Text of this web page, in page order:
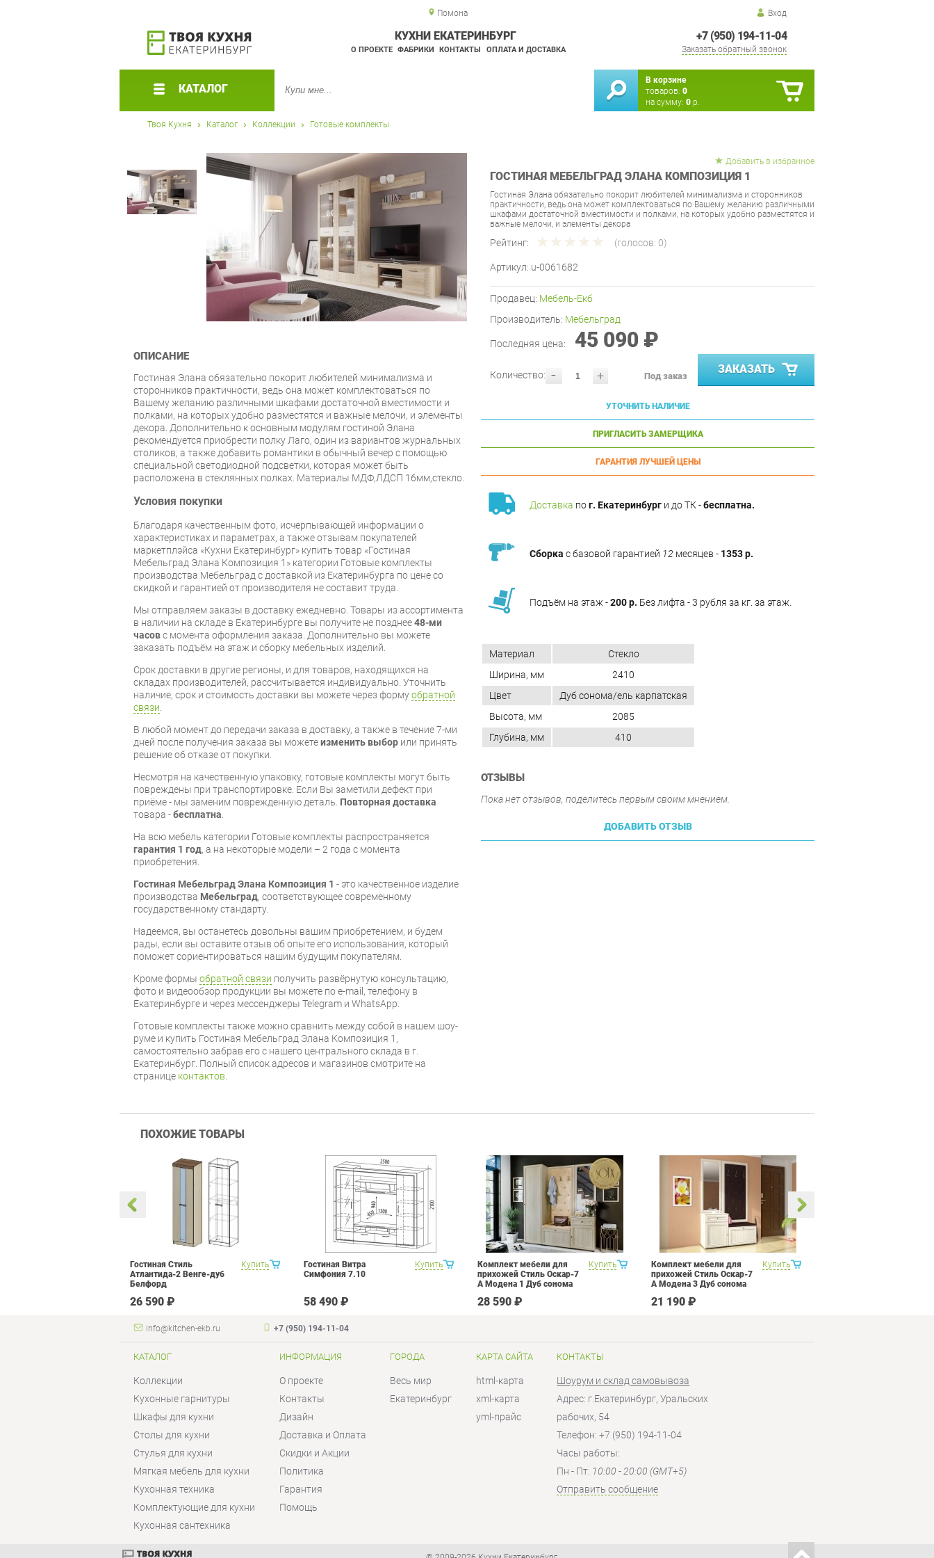
Помона Вход
+7 (950) 194-11-04
Заказать обратный звонок
КУХНИ ЕКАТЕРИНБУРГ
О ПРОЕКТЕ ФАБРИКИ КОНТАКТЫ ОПЛАТА И ДОСТАВКА
КАТАЛОГ
В корзине
товаров: 0
на сумму: 0 р.
Твоя Кухня Каталог Коллекции Готовые комплекты
Добавить в избранное
ГОСТИНАЯ МЕБЕЛЬГРАД ЭЛАНА КОМПОЗИЦИЯ 1
Гостиная Элана обязательно покорит любителей минимализма и сторонников
практичности, ведь она может комплектоваться по Вашему желанию различными
шкафами достаточной вместимости и полками, на которых удобно разместятся и
важные мелочи, и элементы декора
Рейтинг: (голосов: 0)
Артикул: u-0061682
Продавец: Мебель-Екб
Производитель: Мебельград
Последняя цена: 45 090 ₽
- +
Количество: Под заказ
ЗАКАЗАТЬ
УТОЧНИТЬ НАЛИЧИЕ
ПРИГЛАСИТЬ ЗАМЕРЩИКА
ГАРАНТИЯ ЛУЧШЕЙ ЦЕНЫ
Доставка пог. Екатеринбург и до ТК -бесплатна.
Сборка с базовой гарантией 12 месяцев - 1353 р.
Подъём на этаж -200 р. Без лифта - 3 рубля за кг. за этаж.
ОПИСАНИЕ
Гостиная Элана обязательно покорит любителей минимализма и
сторонников практичности, ведь она может комплектоваться по
Вашему желанию различными шкафами достаточной вместимости и
полками, на которых удобно разместятся и важные мелочи, и элементы
декора. Дополнительно к основным модулям гостиной Элана
рекомендуется приобрести полку Лаго, один из вариантов журнальных
столиков, а также добавить романтики в обычный вечер с помощью
специальной светодиодной подсветки, которая может быть
расположена в стеклянных полках. Материалы МДФ,ЛДСП 16мм,стекло.
Условия покупки
Благодаря качественным фото, исчерпывающей информации о
характеристиках и параметрах, а также отзывам покупателей
маркетплэйса «Кухни Екатеринбург» купить товар «Гостиная
Мебельград Элана Композиция 1» категории Готовые комплекты
производства Мебельград с доставкой из Екатеринбурга по цене со
скидкой и гарантией от производителя не составит труда.
Мы отправляем заказы в доставку ежедневно. Товары из ассортимента
в наличии на складе в Екатеринбурге вы получите не позднее48-ми
часовс момента оформления заказа. Дополнительно вы можете
заказать подъём на этаж и сборку мебельных изделий.
Срок доставки в другие регионы, и для товаров, находящихся на
складах производителей, рассчитывается индивидуально. Уточнить
наличие, срок и стоимость доставки вы можете через формуобратной
связи.
В любой момент до передачи заказа в доставку, а также в течение 7-ми
дней после получения заказа вы можетеизменить выбор или принять
решение об отказе от покупки.
Несмотря на качественную упаковку, готовые комплекты могут быть
повреждены при транспортировке. Если Вы заметили дефект при
приёме - мы заменим поврежденную деталь. Повторная доставка
товара -бесплатна.
На всю мебель категории Готовые комплекты распространяется
гарантия 1 год, а на некоторые модели – 2 года с момента
приобретения.
Гостиная Мебельград Элана Композиция 1 - это качественное изделие
производства Мебельград, соответствующее современному
государственному стандарту.
Надеемся, вы останетесь довольны вашим приобретением, и будем
рады, если вы оставите отзыв об опыте его использования, который
поможет сориентироваться нашим будущим покупателям.
Кроме формы обратной связи получить развёрнутую консультацию,
фото и видеообзор продукции вы можете по e-mail, телефону в
Екатеринбурге и через мессенджеры Telegram и WhatsApp.
Готовые комплекты также можно сравнить между собой в нашем шоу-
руме и купить Гостиная Мебельград Элана Композиция 1,
самостоятельно забрав его с нашего центрального склада в г.
Екатеринбург. Полный список адресов и магазинов смотрите на
странице контактов.
Материал
Стекло
Ширина, мм
2410
Цвет
Дуб сонома/ель карпатская
Высота, мм
2085
Глубина, мм
410
ОТЗЫВЫ
Пока нет отзывов, поделитесь первым своим мнением.
ДОБАВИТЬ ОТЗЫВ
ПОХОЖИЕ ТОВАРЫ
Купить
Гостиная Стиль
Атлантида-2 Венге-дуб
Белфорд
26 590 ₽
Купить
Гостиная Витра
Симфония 7.10
58 490 ₽
Купить
Комплект мебели для
прихожей Стиль Оскар-7
А Модена 1 Дуб сонома
28 590 ₽
Купить
Комплект мебели для
прихожей Стиль Оскар-7
А Модена 3 Дуб сонома
21 190 ₽
info@kitchen-ekb.ru +7 (950) 194-11-04
КАТАЛОГ
Коллекции
Кухонные гарнитуры
Шкафы для кухни
Столы для кухни
Стулья для кухни
Мягкая мебель для кухни
Кухонная техника
Комплектующие для кухни
Кухонная сантехника
ИНФОРМАЦИЯ
О проекте
Контакты
Дизайн
Доставка и Оплата
Скидки и Акции
Политика
Гарантия
Помощь
ГОРОДА
Весь мир
Екатеринбург
КАРТА САЙТА
html-карта
xml-карта
yml-прайс
КОНТАКТЫ
Шоурум и склад самовывоза
Адрес: г.Екатеринбург, Уральских
рабочих, 54
Телефон: +7 (950) 194-11-04
Часы работы:
Пн - Пт: 10:00 - 20:00 (GMT+5)
Отправить сообщение